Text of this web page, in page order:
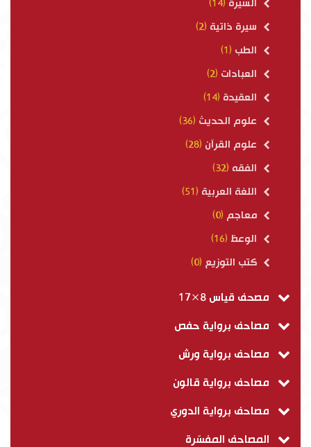
السيرة (14)
سيرة ذاتية (2)
الطب (1)
العبادات (2)
العقيدة (14)
علوم الحديث (36)
علوم القرآن (28)
الفقه (32)
اللغة العربية (51)
معاجم (0)
الوعظ (16)
كتب التوزيع (0)
مصحف قياس 8×17
مصاحف برواية حفص
مصاحف برواية ورش
مصاحف برواية قالون
مصاحف برواية الدوري
المصاحف المفسّرة